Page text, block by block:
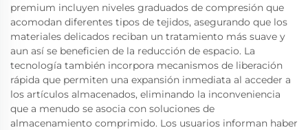
premium incluyen niveles graduados de compresión que
acomodan diferentes tipos de tejidos, asegurando que los
materiales delicados reciban un tratamiento más suave y
aun así se beneficien de la reducción de espacio. La
tecnología también incorpora mecanismos de liberación
rápida que permiten una expansión inmediata al acceder a
los artículos almacenados, eliminando la inconveniencia
que a menudo se asocia con soluciones de
almacenamiento comprimido. Los usuarios informan haber